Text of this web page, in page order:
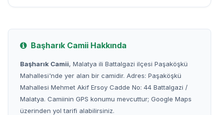
Başharık Camii Hakkında
Başharık Camii, Malatya ili Battalgazi ilçesi Paşaköşkü
Mahallesi'nde yer alan bir camidir. Adres: Paşaköşkü
Mahallesi Mehmet Akif Ersoy Cadde No: 44 Battalgazi /
Malatya. Camiinin GPS konumu mevcuttur; Google Maps
üzerinden yol tarifi alabilirsiniz.